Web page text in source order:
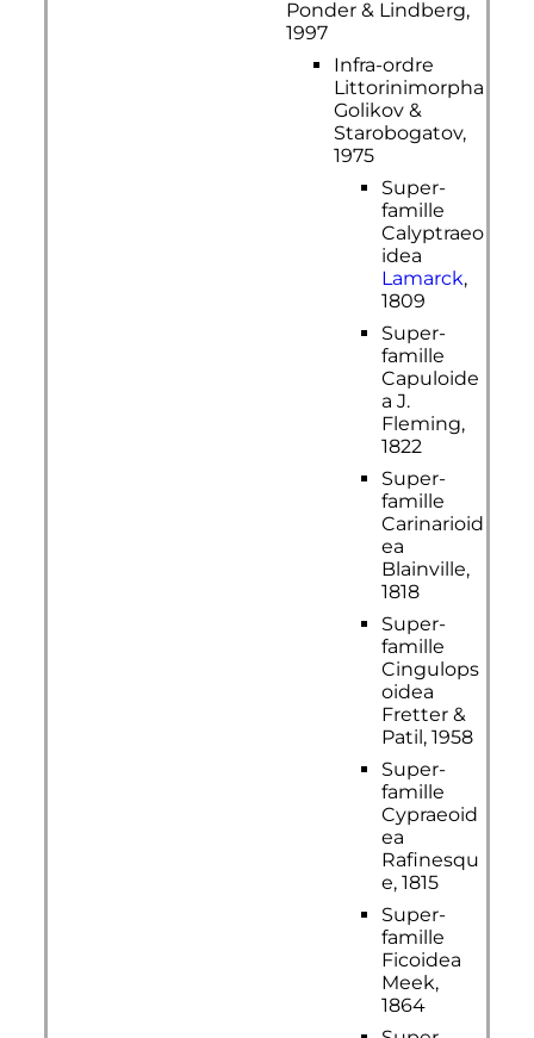
Ponder & Lindberg,
1997
Infra-ordre
Littorinimorpha
Golikov &
Starobogatov,
1975
Super-
famille
Calyptraeo
idea
Lamarck,
1809
Super-
famille
Capuloide
a J.
Fleming,
1822
Super-
famille
Carinarioid
ea
Blainville,
1818
Super-
famille
Cingulops
oidea
Fretter &
Patil, 1958
Super-
famille
Cypraeoid
ea
Rafinesqu
e, 1815
Super-
famille
Ficoidea
Meek,
1864